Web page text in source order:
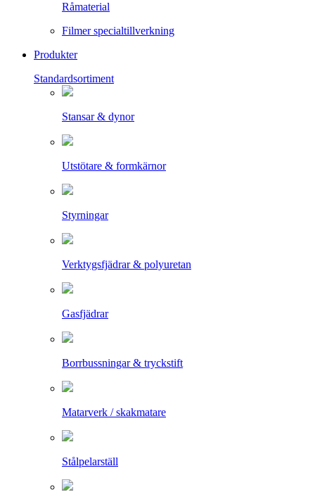
Råmaterial
Filmer specialtillverkning
Produkter
Standardsortiment
Stansar & dynor
Utstötare & formkärnor
Styrningar
Verktygsfjädrar & polyuretan
Gasfjädrar
Borrbussningar & tryckstift
Matarverk / skakmatare
Stålpelarställ